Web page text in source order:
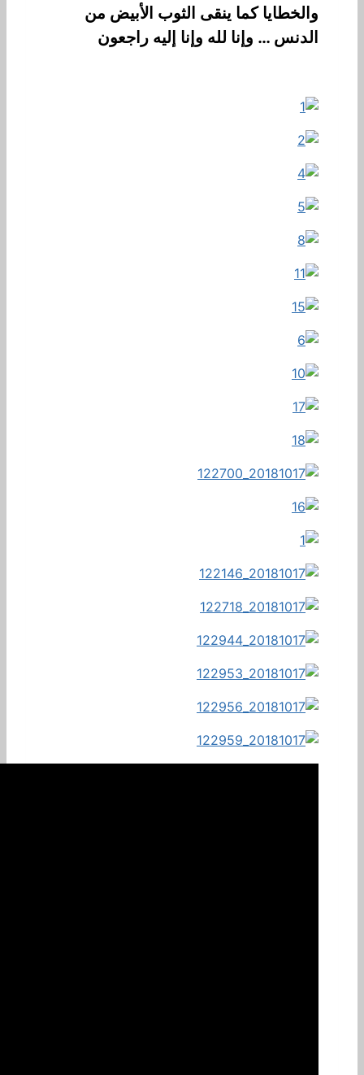
والخطايا كما ينقى الثوب الأبيض من
الدنس … وإنا لله وإنا إليه راجعون